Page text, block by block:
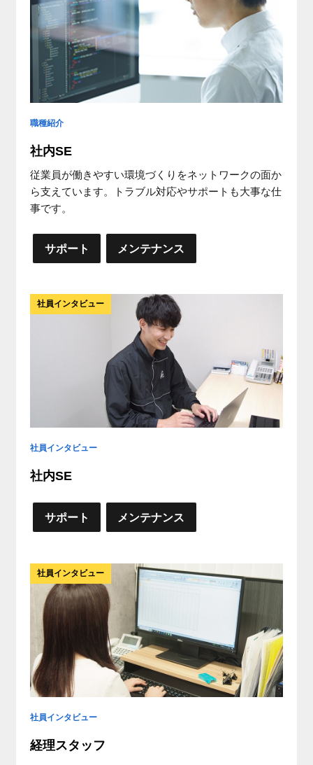
職種紹介
社内SE
従業員が働きやすい環境づくりをネットワークの面か
ら支えています。トラブル対応やサポートも大事な仕
事です。
サポート メンテナンス
社員インタビュー
社員インタビュー
社内SE
サポート メンテナンス
社員インタビュー
社員インタビュー
経理スタッフ